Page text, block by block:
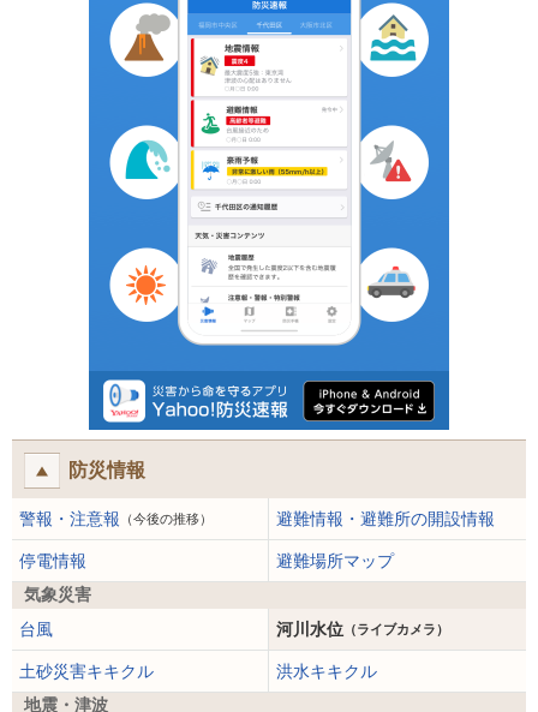
防災情報
警報・注意報 （今後の推移） 避難情報・避難所の開設情報
停電情報
避難場所マップ
気象災害
台風
河川水位 （ライブカメラ）
土砂災害キキクル
洪水キキクル
地震・津波